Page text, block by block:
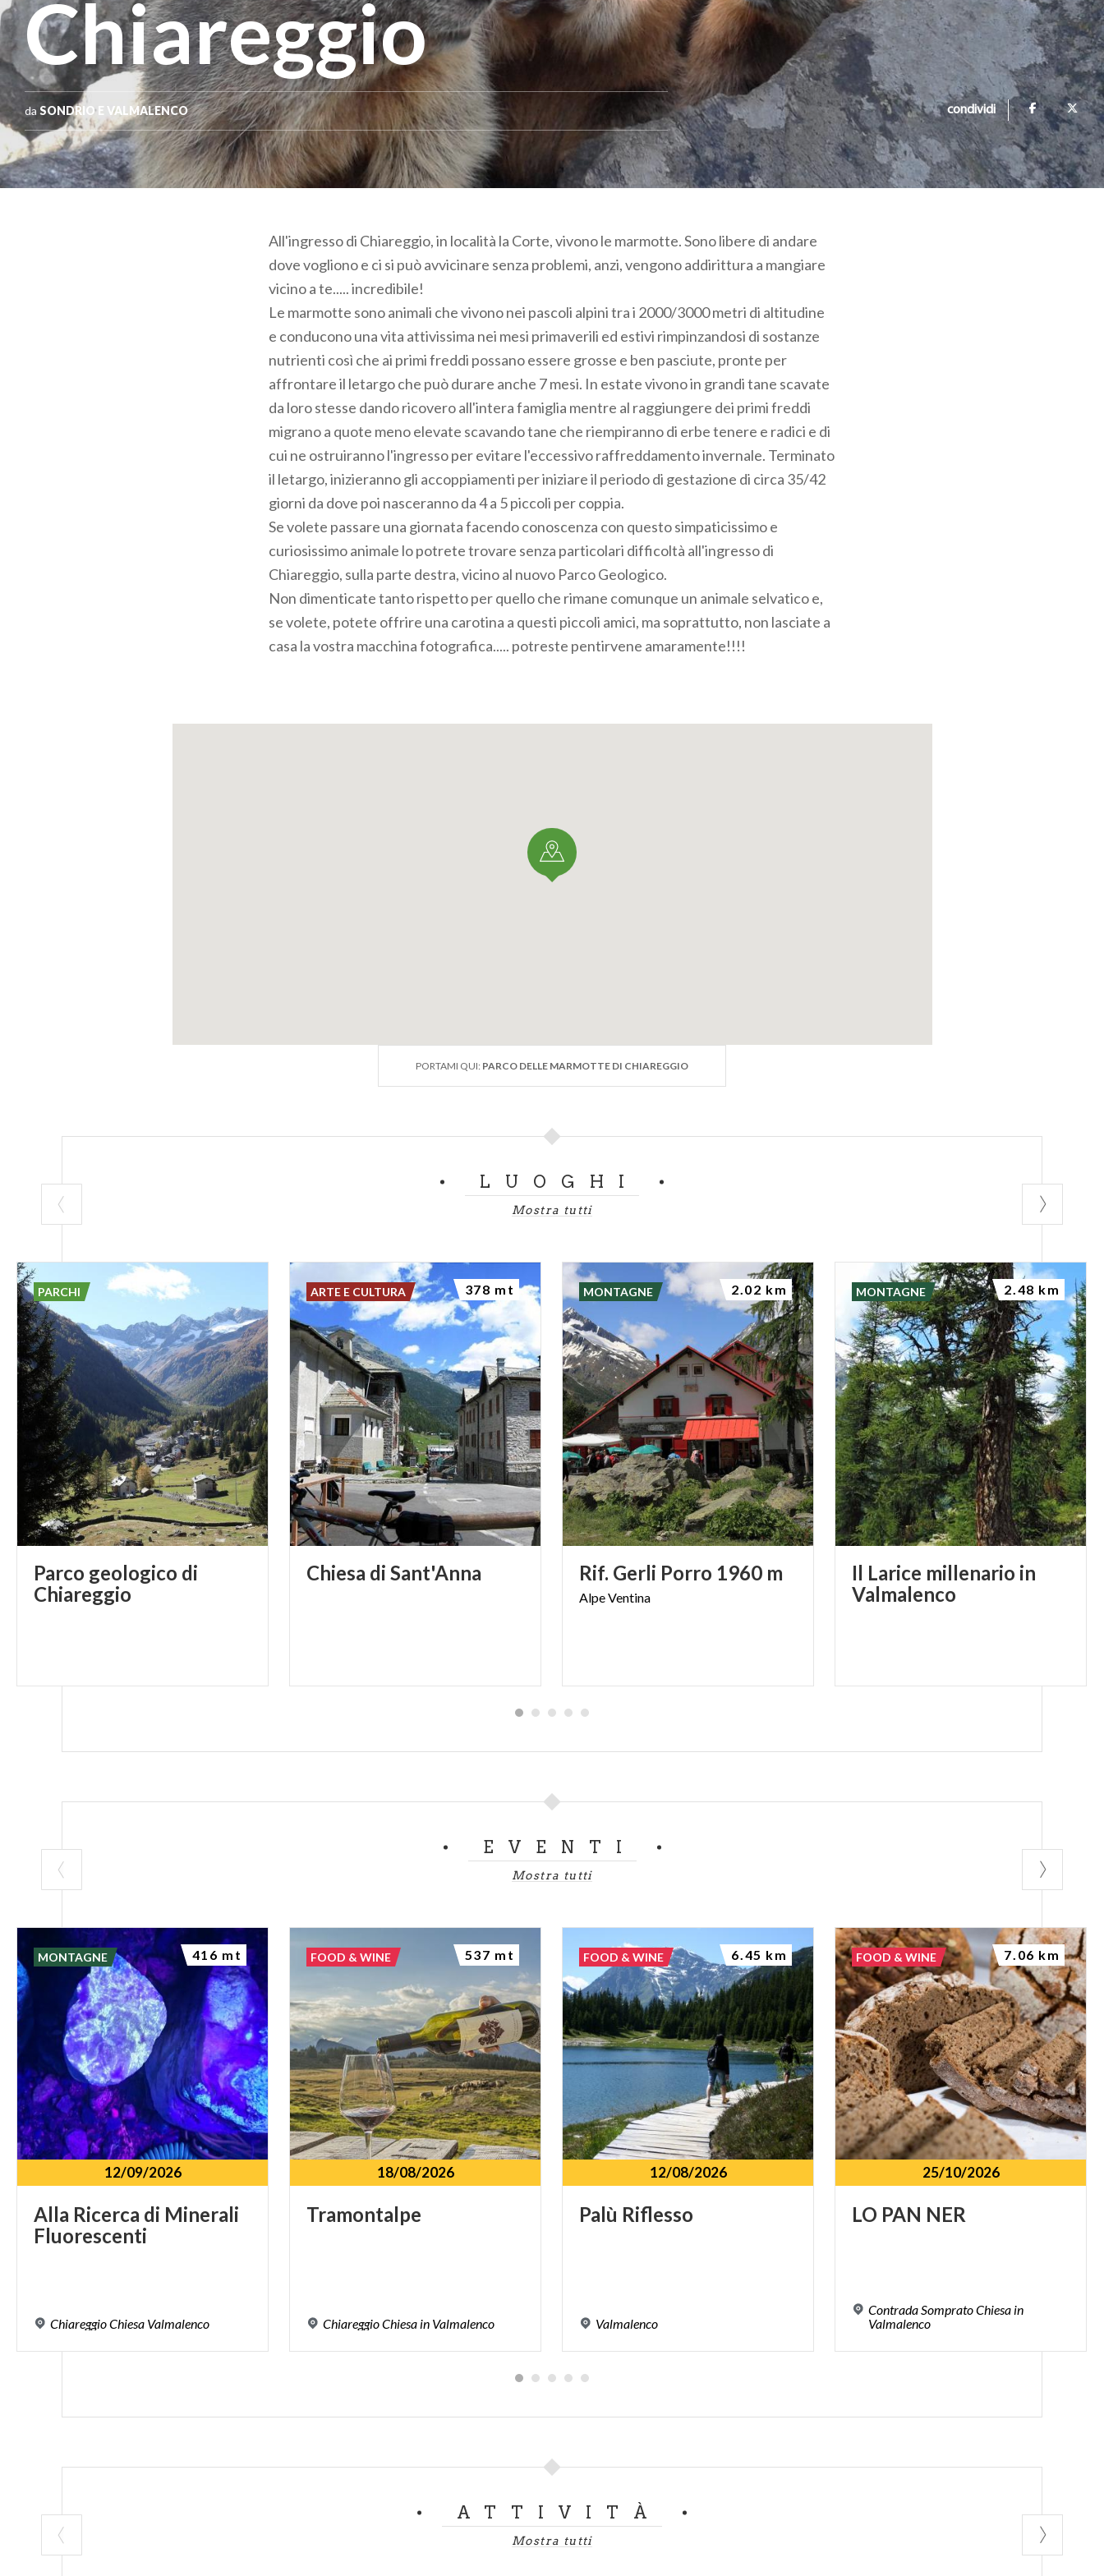
Chiareggio
da SONDRIO E VALMALENCO condividi
All'ingresso di Chiareggio, in località la Corte, vivono le marmotte. Sono libere di andare
dove vogliono e ci si può avvicinare senza problemi, anzi, vengono addirittura a mangiare
vicino a te..... incredibile!
Le marmotte sono animali che vivono nei pascoli alpini tra i 2000/3000 metri di altitudine
e conducono una vita attivissima nei mesi primaverili ed estivi rimpinzandosi di sostanze
nutrienti così che ai primi freddi possano essere grosse e ben pasciute, pronte per
affrontare il letargo che può durare anche 7 mesi. In estate vivono in grandi tane scavate
da loro stesse dando ricovero all'intera famiglia mentre al raggiungere dei primi freddi
migrano a quote meno elevate scavando tane che riempiranno di erbe tenere e radici e di
cui ne ostruiranno l'ingresso per evitare l'eccessivo raffreddamento invernale. Terminato
il letargo, inizieranno gli accoppiamenti per iniziare il periodo di gestazione di circa 35/42
giorni da dove poi nasceranno da 4 a 5 piccoli per coppia.
Se volete passare una giornata facendo conoscenza con questo simpaticissimo e
curiosissimo animale lo potrete trovare senza particolari difficoltà all'ingresso di
Chiareggio, sulla parte destra, vicino al nuovo Parco Geologico.
Non dimenticate tanto rispetto per quello che rimane comunque un animale selvatico e,
se volete, potete offrire una carotina a questi piccoli amici, ma soprattutto, non lasciate a
casa la vostra macchina fotografica..... potreste pentirvene amaramente!!!!
PORTAMI QUI: PARCO DELLE MARMOTTE DI CHIAREGGIO
LUOGHI
Mostra tutti
Parco geologico di
Chiareggio
PARCHI
Chiesa di Sant'Anna
ARTE E CULTURA 378 mt
Rif. Gerli Porro 1960 m
AlpeVentina
MONTAGNE 2.02 km
Il Larice millenario in
Valmalenco
MONTAGNE 2.48 km
EVENTI
Mostra tutti
12/09/2026
Alla Ricerca di Minerali
Fluorescenti
ChiareggioChiesa Valmalenco
MONTAGNE 416 mt
18/08/2026
Tramontalpe
ChiareggioChiesa in Valmalenco
FOOD & WINE 537 mt
12/08/2026
Palù Riflesso
Valmalenco
FOOD & WINE 6.45 km
25/10/2026
LO PAN NER
Contrada Somprato Chiesa in
Valmalenco
FOOD & WINE 7.06 km
ATTIVITÀ
Mostra tutti